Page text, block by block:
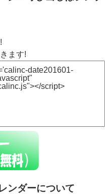
ます!
ンダーについて